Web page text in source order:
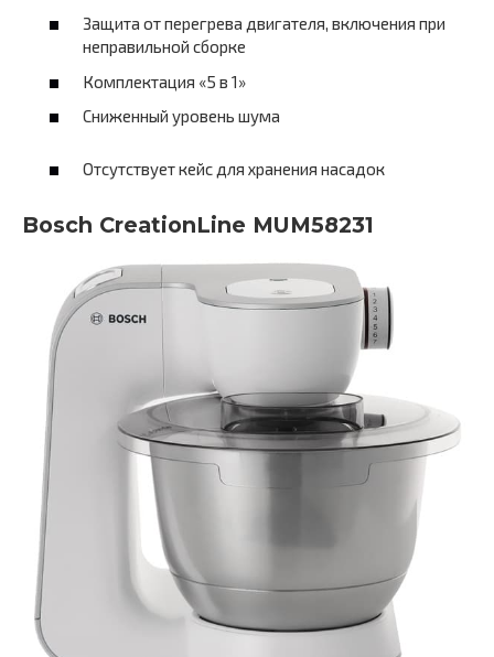
Защита от перегрева двигателя, включения при
неправильной сборке
Комплектация «5 в 1»
Сниженный уровень шума
Отсутствует кейс для хранения насадок
Bosch CreationLine MUM58231